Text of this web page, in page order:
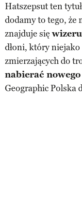
Hatszepsut ten
dodamy to tego, że
znajduje się
dłoni, który niejako
zmierzających do
nabierać
Geographic Polska